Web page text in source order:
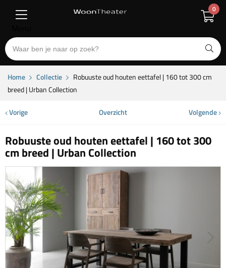
0
Home Collectie
Robuuste oud houten eettafel | 160 tot 300 cm
breed | Urban Collection
Vorige Overzicht Volgende
Robuuste oud houten eettafel | 160 tot 300
cm breed | Urban Collection